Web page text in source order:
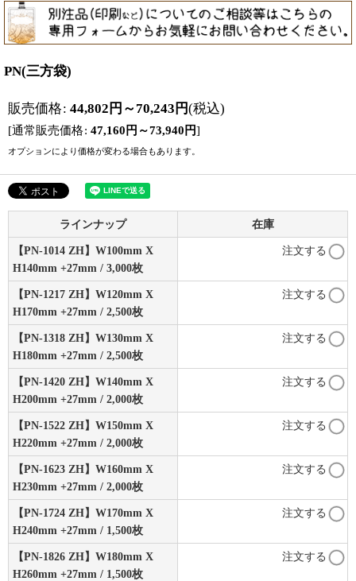
PN(三方袋)
販売価格: 44,802 円 ～70,243 円(税込)
[通常販売価格: 47,160 円 ～73,940 円]
オプションにより価格が変わる場合もあります。
ラインナップ 在庫
【PN-1014 ZH】W100mm X
H140mm +27mm / 3,000枚
注文する
【PN-1217 ZH】W120mm X
H170mm +27mm / 2,500枚
注文する
【PN-1318 ZH】W130mm X
H180mm +27mm / 2,500枚
注文する
【PN-1420 ZH】W140mm X
H200mm +27mm / 2,000枚
注文する
【PN-1522 ZH】W150mm X
H220mm +27mm / 2,000枚
注文する
【PN-1623 ZH】W160mm X
H230mm +27mm / 2,000枚
注文する
【PN-1724 ZH】W170mm X
H240mm +27mm / 1,500枚
注文する
【PN-1826 ZH】W180mm X
H260mm +27mm / 1,500枚
注文する